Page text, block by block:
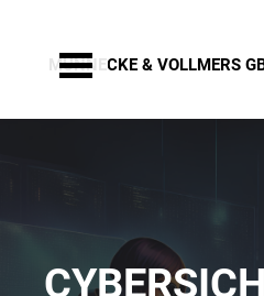
contentMÜNNECKE & VOLLMERS